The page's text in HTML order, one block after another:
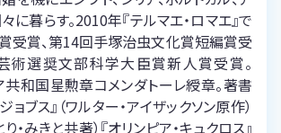
に暮らす。2010年『テルマエ・ロマエ』で
受賞、第14回手塚治虫文化賞短編賞受
術選奨文部科学大臣賞新人賞受賞。
共和国星勲章コメンダトーレ綬章。著書
ョブス』（ワルター・アイザックソン原作）
り・みきと共著）『オリンピア・キュクロス』